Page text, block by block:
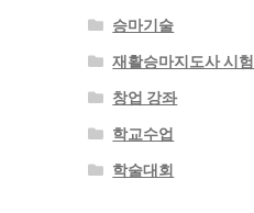
승마기술
재활승마지도사 시험
창업 강좌
학교수업
학술대회